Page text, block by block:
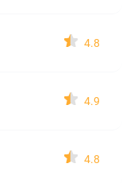
4.8
4.9
4.8